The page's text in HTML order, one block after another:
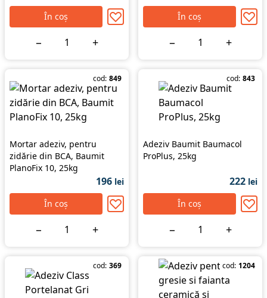
În coș
− +
În coș
− +
cod: 849
Mortar adeziv, pentru
zidărie din BCA, Baumit
PlanoFix 10, 25kg
196 lei
În coș
− +
cod: 843
Adeziv Baumit Baumacol
ProPlus, 25kg
222 lei
În coș
− +
cod: 369 cod: 1204